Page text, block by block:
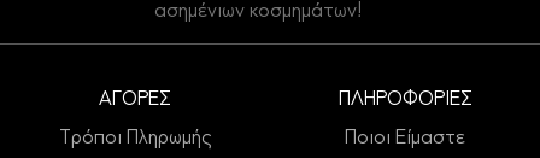
ασημένιων κοσμημάτων!
ΑΓΟΡΕΣ
Τρόποι Πληρωμής
ΠΛΗΡΟΦΟΡΙΕΣ
Ποιοι Είμαστε